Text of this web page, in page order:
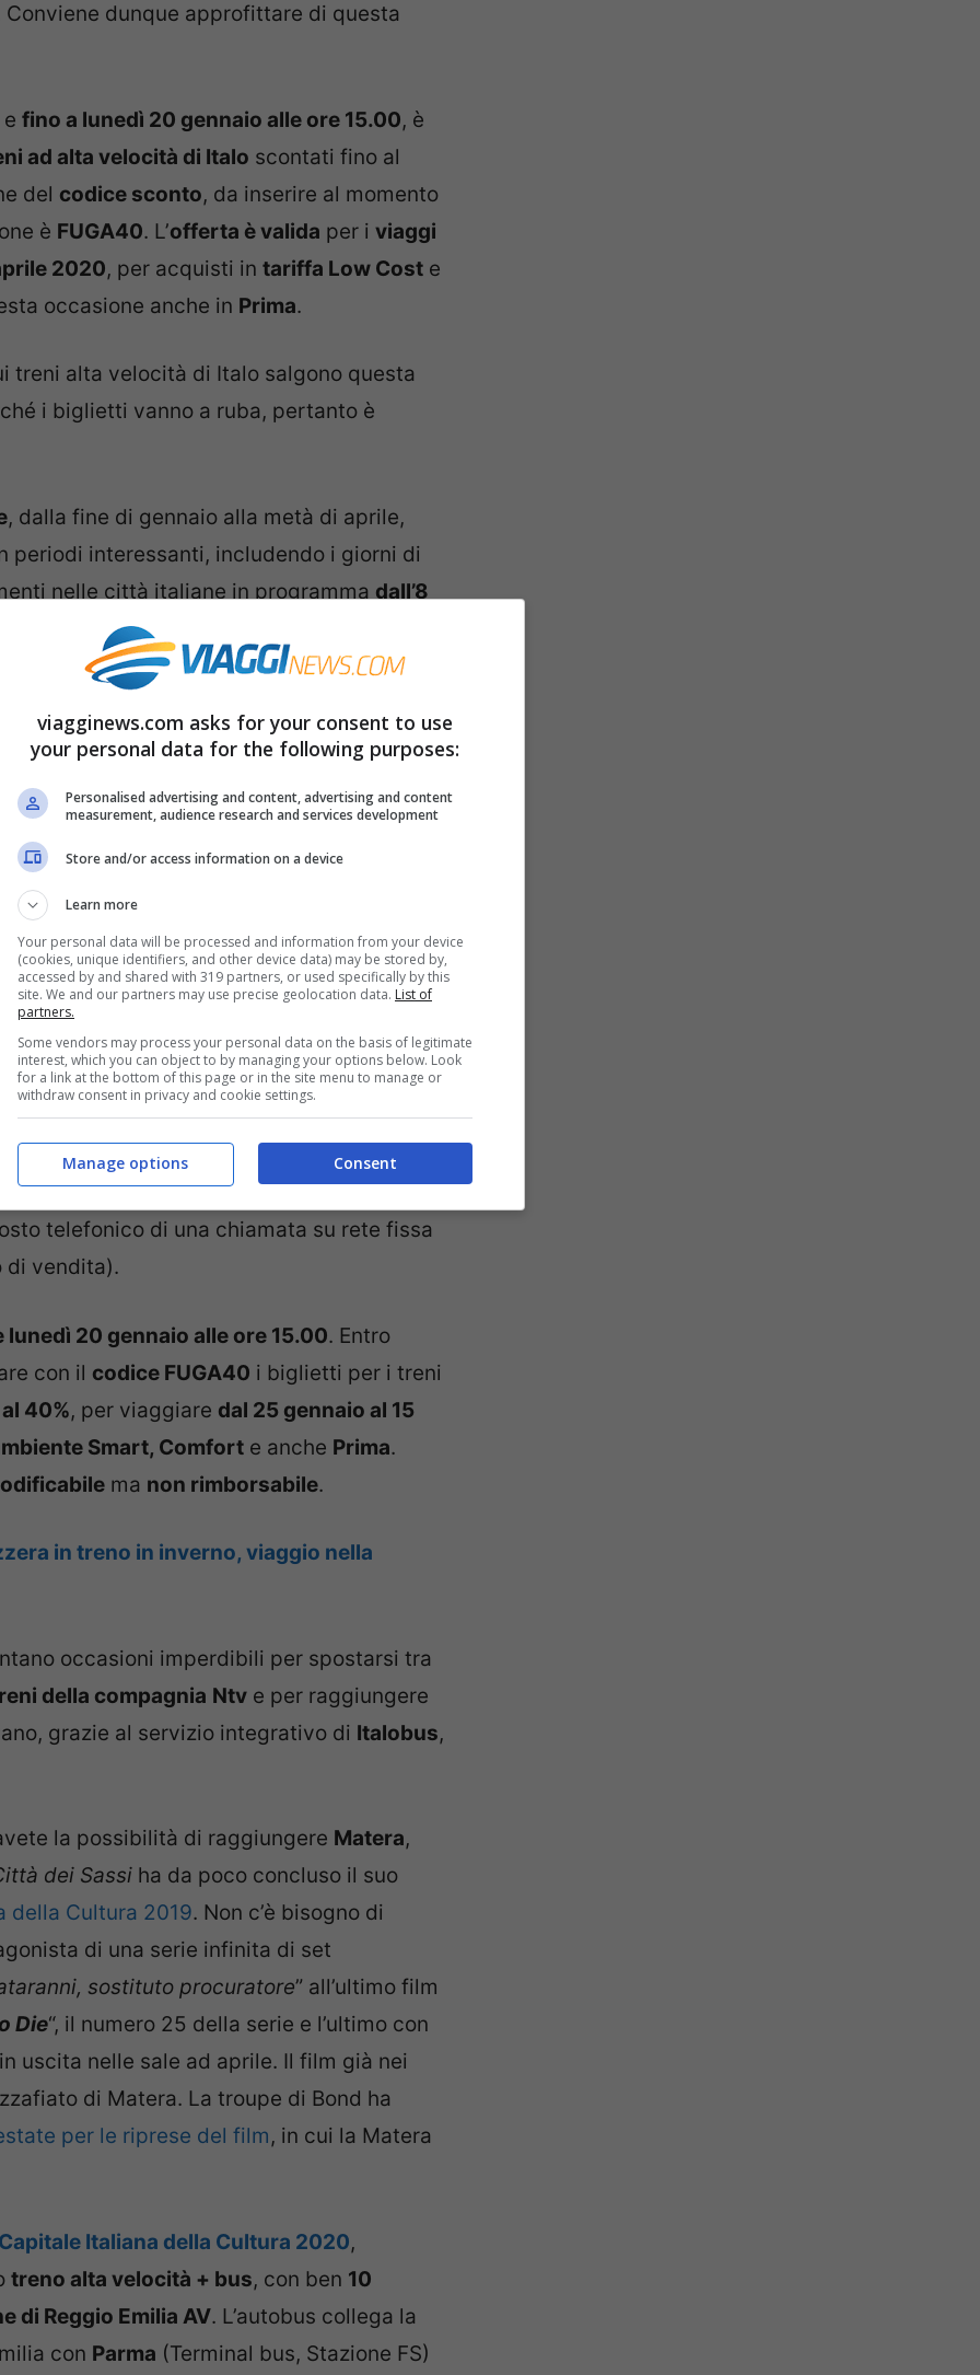
Conviene dunque approfittare di questa
e fino a lunedì 20 gennaio alle ore 15.00, è
ad alta velocità di Italo scontati fino al
del codice sconto, da inserire al momento
è FUGA40. L’offerta è valida per i viaggi
2020, per acquisti in tariffa Low Cost e
occasione anche in Prima.
treni alta velocità di Italo salgono questa
i biglietti vanno a ruba, pertanto è
, dalla fine di gennaio alla metà di aprile,
periodi interessanti, includendo i giorni di
nelle città italiane in programma dall’8
sarà il12 aprile
mostre di inverno e primavera da
le località raggiungibili
il codice sconto
codice sconto
40%, dovete inserire ilcodice promo
web con ilform per l’acquistoche trovate
Il codice va inserito nel box in
la scritta: “Inserisci codice promo“.
che da mobile, tramite laApp Italoper Ios e
presenti nelle stazioni ferroviarie, leagenzie
Pronto Italo 060708, ilcall centerattivo
telefonico di una chiamata su rete fissa
di vendita).
lunedì 20 gennaio alle ore 15.00. Entro
con il codice FUGA40 i biglietti per i treni
40%, per viaggiare dal 25 gennaio al 15
Smart, Comfort e anche Prima.
ma non rimborsabile.
in treno in inverno, viaggio nella
occasioni imperdibili per spostarsi tra
della compagnia Ntv e per raggiungere
grazie al servizio integrativo di Italobus,
la possibilità di raggiungere Matera,
dei Sassi ha da poco concluso il suo
della Cultura 2019. Non c’è bisogno di
di una serie infinita di set
sostituto procuratore” all’ultimo film
Die“, il numero 25 della serie e l’ultimo con
uscita nelle sale ad aprile. Il film già nei
di Matera. La troupe di Bond ha
per le riprese del film, in cui la Matera
Capitale Italiana della Cultura 2020,
treno alta velocità + bus, con ben 10
di Reggio Emilia AV. L’autobus collega la
con Parma (Terminal bus, Stazione FS)
viagginews.com asks for your consent to use
your personal data for the following purposes:
Personalised advertising and content, advertising and content
measurement, audience research and services development
Store and/or access information on a device
Learn more
Your personal data will be processed and information from your device
(cookies, unique identifiers, and other device data) may be stored by,
accessed by and shared with 319 partners, or used specifically by this
site. We and our partners may use precise geolocation data. List of
partners.
Some vendors may process your personal data on the basis of legitimate
interest, which you can object to by managing your options below. Look
for a link at the bottom of this page or in the site menu to manage or
withdraw consent in privacy and cookie settings.
Consent
Manage options